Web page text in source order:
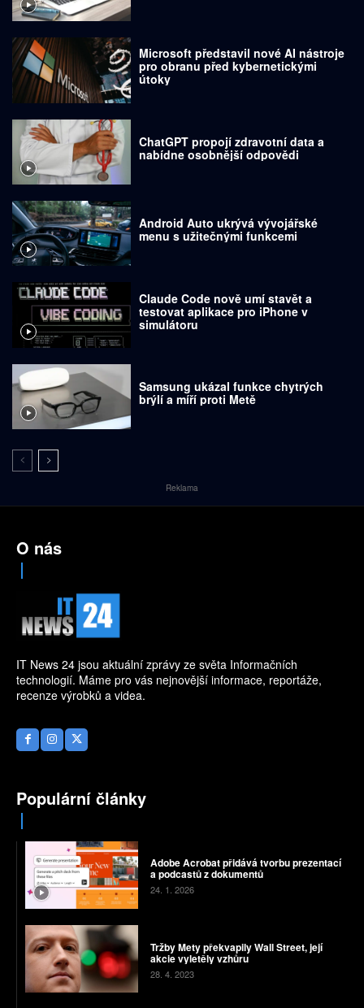
Microsoft představil nové AI nástroje
pro obranu před kybernetickými
útoky
ChatGPT propojí zdravotní data a
nabídne osobnější odpovědi
Android Auto ukrývá vývojářské
menu s užitečnými funkcemi
Claude Code nově umí stavět a
testovat aplikace pro iPhone v
simulátoru
Samsung ukázal funkce chytrých
brýlí a míří proti Metě
Reklama
O nás
IT News 24 jsou aktuální zprávy ze světa Informačních
technologií. Máme pro vás nejnovější informace, reportáže,
recenze výrobků a videa.
Populární články
Adobe Acrobat přidává tvorbu prezentací
a podcastů z dokumentů
24. 1. 2026
Tržby Mety překvapily Wall Street, její
akcie vyletěly vzhůru
28. 4. 2023